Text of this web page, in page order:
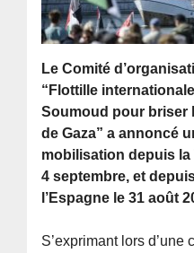
Le Comité
“Flottille internationale
Soumoud pour briser
de Gaza” a annoncé
mobilisation depuis la
4 septembre, et
l’Espagne le 31 août
S’exprimant lors d’une